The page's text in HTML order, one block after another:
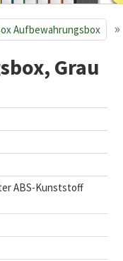
Aufbewahrungsbox »
Grau
ABS-Kunststoff